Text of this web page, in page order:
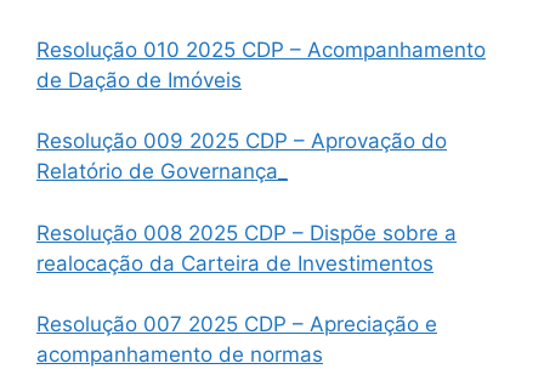
Resolução 010 2025 CDP – Acompanhamento
de Dação de Imóveis
Resolução 009 2025 CDP – Aprovação do
Relatório de Governança_
Resolução 008 2025 CDP – Dispõe sobre a
realocação da Carteira de Investimentos
Resolução 007 2025 CDP – Apreciação e
acompanhamento de normas